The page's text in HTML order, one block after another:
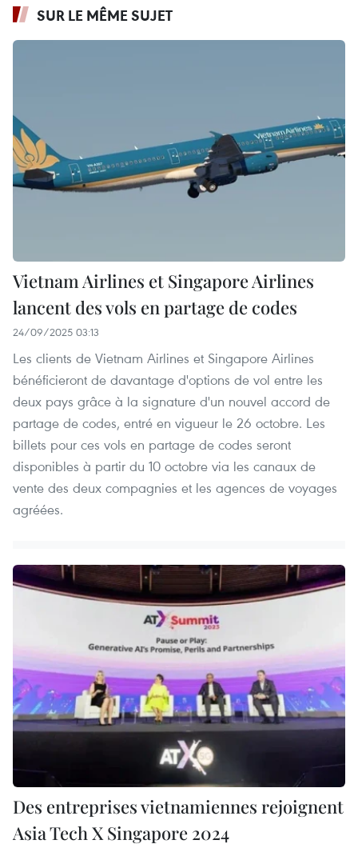
SUR LE MÊME SUJET
Vietnam Airlines et Singapore Airlines
lancent des vols en partage de codes
24/09/2025 03:13
Les clients de Vietnam Airlines et Singapore Airlines
bénéficieront de davantage d'options de vol entre les
deux pays grâce à la signature d'un nouvel accord de
partage de codes, entré en vigueur le 26 octobre. Les
billets pour ces vols en partage de codes seront
disponibles à partir du 10 octobre via les canaux de
vente des deux compagnies et les agences de voyages
agréées.
Des entreprises vietnamiennes rejoignent
Asia Tech X Singapore 2024